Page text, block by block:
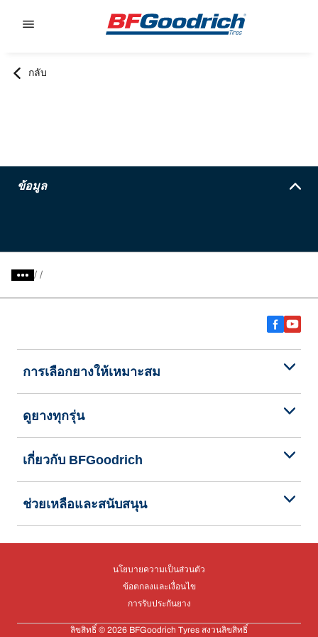
กลับ
ข้อมูล
/
การเลือกยางให้เหมาะสม
ดูยางทุกรุ่น
เกี่ยวกับ BFGoodrich
ช่วยเหลือและสนับสนุน
นโยบายความเป็นส่วนตัว
ข้อตกลงและเงื่อนไข
การรับประกันยาง
ลิขสิทธิ์ © 2026 BFGoodrich Tyres สงวนลิขสิทธิ์